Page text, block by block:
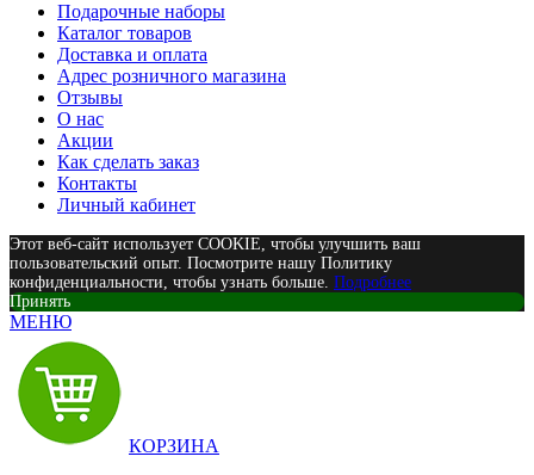
Подарочные наборы
Каталог товаров
Доставка и оплата
Адрес розничного магазина
Отзывы
О нас
Акции
Как сделать заказ
Контакты
Личный кабинет
Этот веб-сайт использует COOKIE, чтобы улучшить ваш
пользовательский опыт. Посмотрите нашу Политику
конфиденциальности, чтобы узнать больше. Подробнее
Принять
МЕНЮ
КОРЗИНА